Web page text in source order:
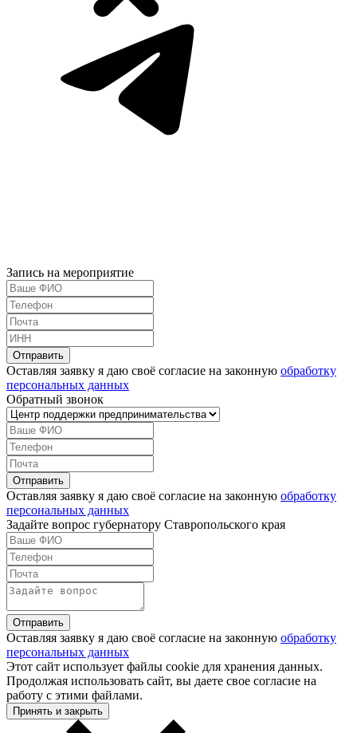
Запись на мероприятие
Оставляя заявку я даю своё согласие на законную обработку
персональных данных
Обратный звонок
Оставляя заявку я даю своё согласие на законную обработку
персональных данных
Задайте вопрос губернатору Ставропольского края
Оставляя заявку я даю своё согласие на законную обработку
персональных данных
Этот сайт использует файлы cookie для хранения данных.
Продолжая использовать сайт, вы даете свое согласие на
работу с этими файлами.
Принять и закрыть